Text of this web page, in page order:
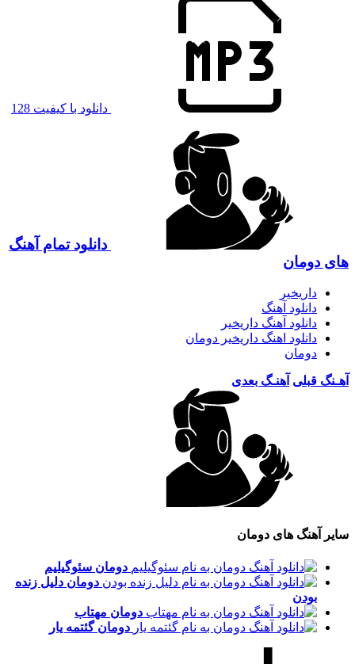
دانلود با کیفیت 128
دانلود تمام آهنگ
های دومان
داریخیر
دانلود آهنگ
دانلود آهنگ داریخیر
دانلود اهنگ داریخیر دومان
دومان
آهـنگ قبلی آهنـگ بعدی
سایر آهنگ های دومان
دومان سئوگیلیم
دومان دلیل زنده
بودن
دومان مهتاب
دومان گئتمه یار